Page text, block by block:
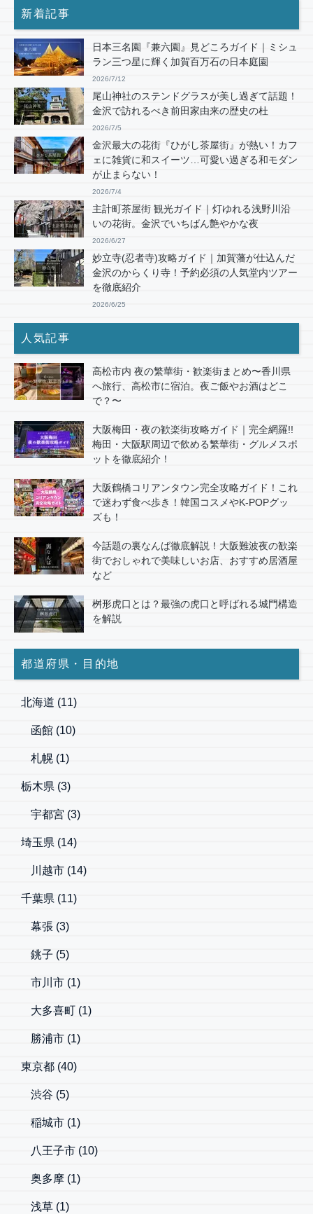
新着記事
日本三名園『兼六園』見どころガイド｜ミシュ
ラン三つ星に輝く加賀百万石の日本庭園
2026/7/12
尾山神社のステンドグラスが美し過ぎて話題！
金沢で訪れるべき前田家由来の歴史の杜
2026/7/5
金沢最大の花街『ひがし茶屋街』が熱い！カフ
ェに雑貨に和スイーツ…可愛い過ぎる和モダン
が止まらない！
2026/7/4
主計町茶屋街 観光ガイド｜灯ゆれる浅野川沿
いの花街。金沢でいちばん艶やかな夜
2026/6/27
妙立寺(忍者寺)攻略ガイド｜加賀藩が仕込んだ
金沢のからくり寺！予約必須の人気堂内ツアー
を徹底紹介
2026/6/25
人気記事
高松市内 夜の繁華街・歓楽街まとめ〜香川県
へ旅行、高松市に宿泊。夜ご飯やお酒はどこ
で？〜
大阪梅田・夜の歓楽街攻略ガイド｜完全網羅!!
梅田・大阪駅周辺で飲める繁華街・グルメスポ
ットを徹底紹介！
大阪鶴橋コリアンタウン完全攻略ガイド！これ
で迷わず食べ歩き！韓国コスメやK-POPグッ
ズも！
今話題の裏なんば徹底解説！大阪難波夜の歓楽
街でおしゃれで美味しいお店、おすすめ居酒屋
など
桝形虎口とは？最強の虎口と呼ばれる城門構造
を解説
都道府県・目的地
北海道 (11)
函館 (10)
札幌 (1)
栃木県 (3)
宇都宮 (3)
埼玉県 (14)
川越市 (14)
千葉県 (11)
幕張 (3)
銚子 (5)
市川市 (1)
大多喜町 (1)
勝浦市 (1)
東京都 (40)
渋谷 (5)
稲城市 (1)
八王子市 (10)
奥多摩 (1)
浅草 (1)